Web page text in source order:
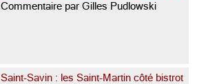
Commentaire par Gilles Pudlowski
Saint-Savin : les Saint-Martin côté bistrot